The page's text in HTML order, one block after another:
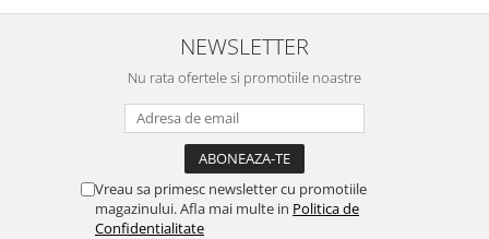
NEWSLETTER
Nu rata ofertele si promotiile noastre
Vreau sa primesc newsletter cu promotiile
magazinului. Afla mai multe in Politica de
Confidentialitate